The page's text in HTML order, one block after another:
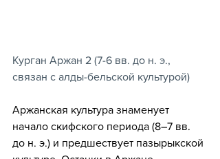
Курган Аржан 2 (7-6 вв. до н. э.,
связан с алды-бельской культурой)
Аржанская культура знаменует
начало скифского периода (8–7 вв.
до н. э.) и предшествует пазырыкской